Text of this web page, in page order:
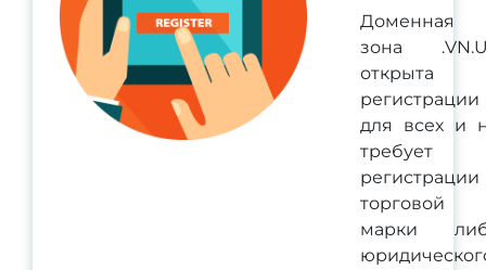
Доменная
зона
открыта
регистрации
для всех и
требует
регистрации
торговой
марки